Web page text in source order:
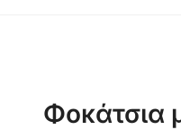
Φοκάτσια